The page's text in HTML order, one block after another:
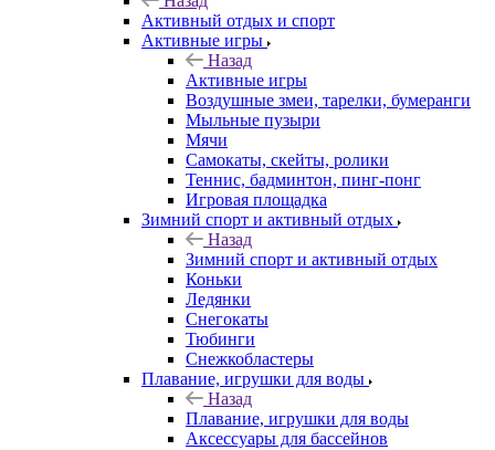
Активный отдых и спорт
Активные игры
Назад
Активные игры
Воздушные змеи, тарелки, бумеранги
Мыльные пузыри
Мячи
Самокаты, скейты, ролики
Теннис, бадминтон, пинг-понг
Игровая площадка
Зимний спорт и активный отдых
Назад
Зимний спорт и активный отдых
Коньки
Ледянки
Снегокаты
Тюбинги
Снежкобластеры
Плавание, игрушки для воды
Назад
Плавание, игрушки для воды
Аксессуары для бассейнов